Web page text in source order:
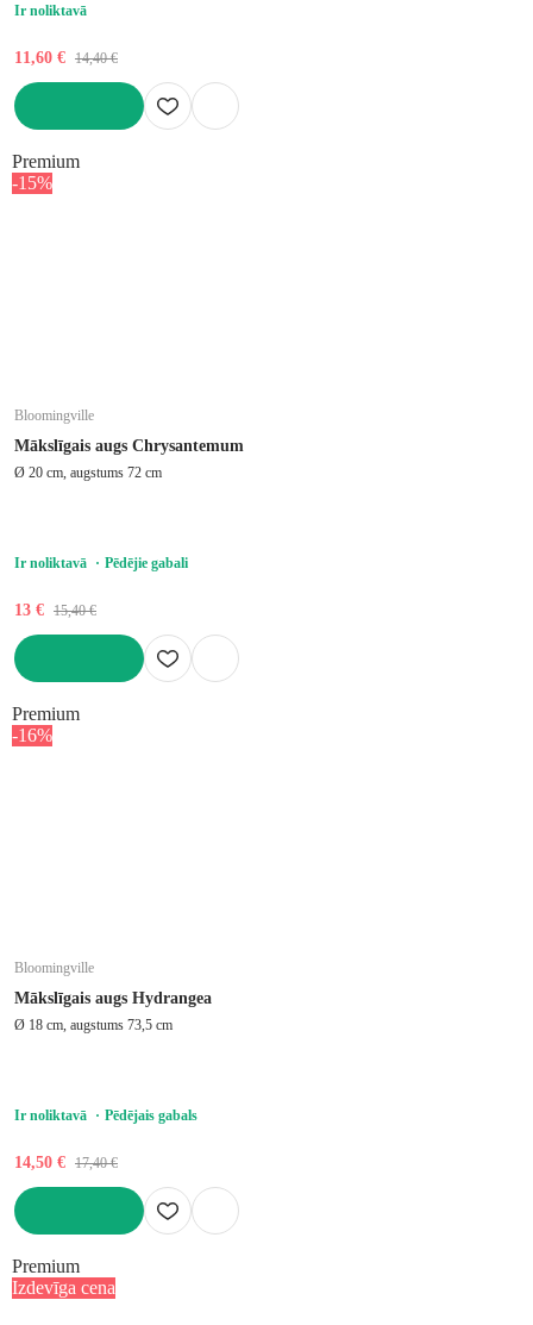
Ir noliktavā
11,60 € 14,40 €
Premium
-15%
Bloomingville
Mākslīgais augs Chrysantemum
Ø 20 cm, augstums 72 cm
Ir noliktavā Pēdējie gabali
13 € 15,40 €
Premium
-16%
Bloomingville
Mākslīgais augs Hydrangea
Ø 18 cm, augstums 73,5 cm
Ir noliktavā Pēdējais gabals
14,50 € 17,40 €
Premium
Izdevīga cena